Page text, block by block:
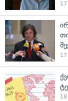
17
17
18